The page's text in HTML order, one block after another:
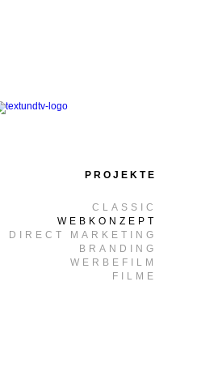
PROJEKTE
CLASSIC
WEBKONZEPT
DIRECT MARKETING
BRANDING
WERBEFILM
FILME